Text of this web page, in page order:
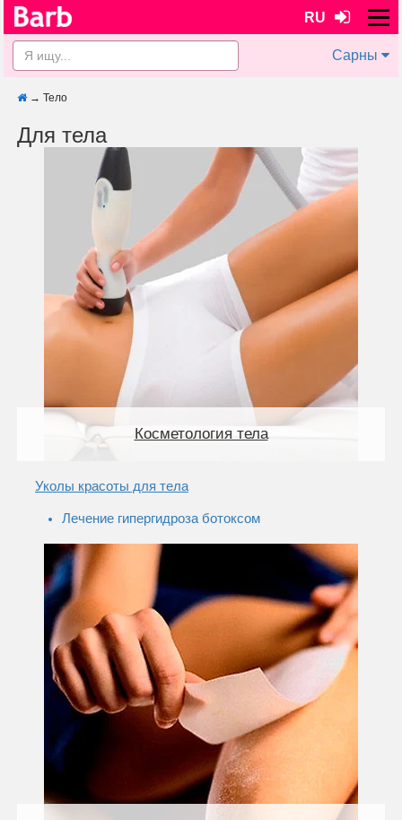
RU
Сарны
→ Тело
Для тела
Косметология тела
Уколы красоты для тела
Лечение гипергидроза ботоксом